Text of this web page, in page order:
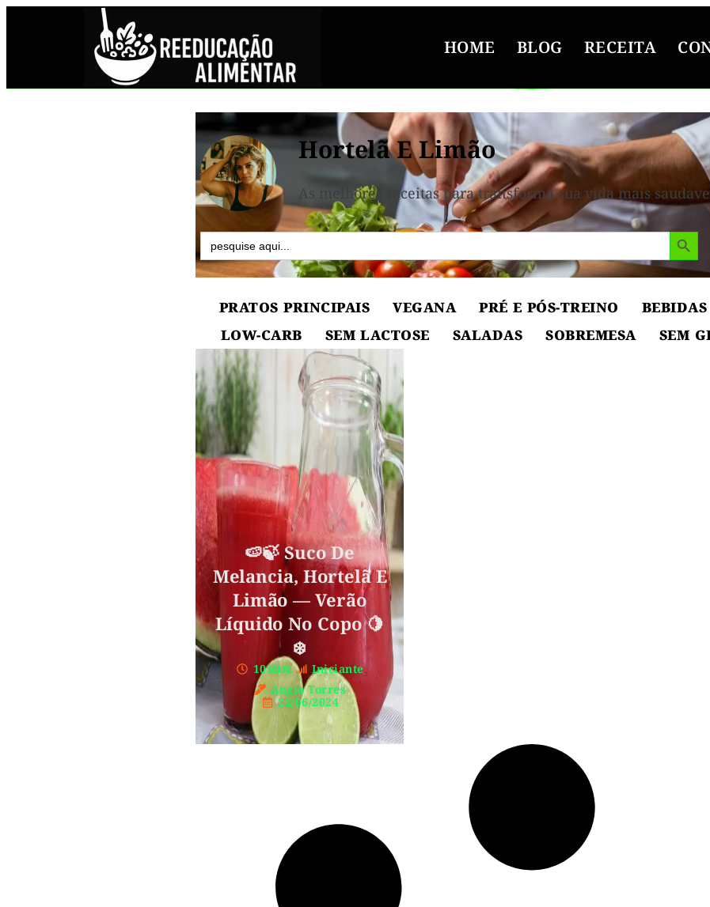
HOME BLOG RECEITA
Hortelã E Limão
As melhores receitas para transforma sua vida mais
Search
for:
Search Button
PRATOS PRINCIPAIS VEGANA PRÉ E PÓS-TREINO BEBIDAS
LOW-CARB
SEM LACTOSE SALADAS SOBREMESA SEM
🍉🍃 Suco De
Melancia, Hortelã E
Limão — Verão
Líquido No Copo 🍋
❄️
10MIN.
Iniciante
Angie Torres
22/06/2024